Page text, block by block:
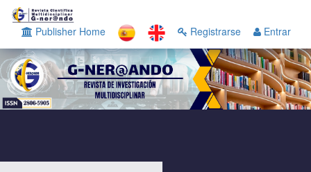
Navegación
principal
Contenido
principal
Barra
lateral
Publisher Home Registrarse Entrar